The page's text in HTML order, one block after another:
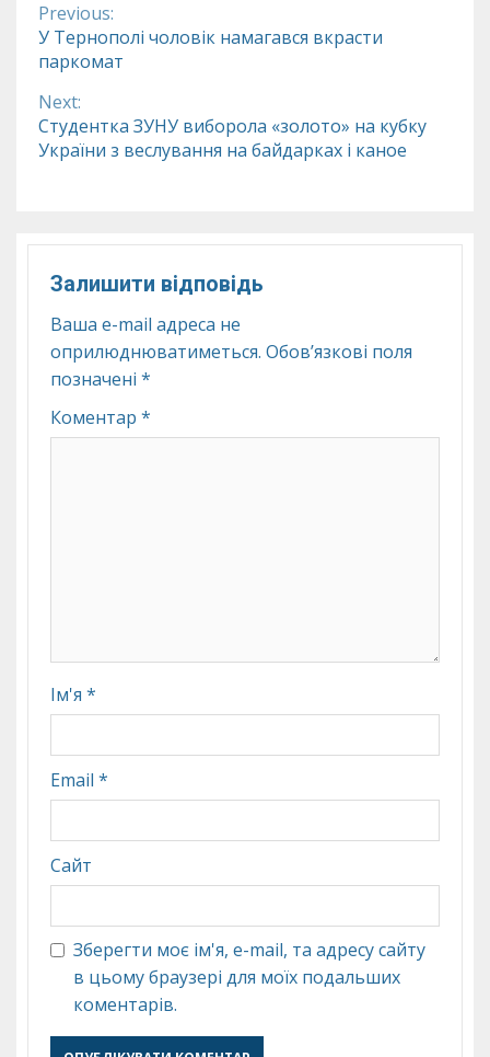
Continue
Reading
Previous:
У Тернополі чоловік намагався вкрасти
паркомат
Next:
Студентка ЗУНУ виборола «золото» на кубку
України з веслування на байдарках і каное
Залишити відповідь
Ваша e-mail адреса не
оприлюднюватиметься. Обов’язкові поля
позначені *
Коментар *
Ім'я *
Email *
Сайт
Зберегти моє ім'я, e-mail, та адресу сайту
в цьому браузері для моїх подальших
коментарів.